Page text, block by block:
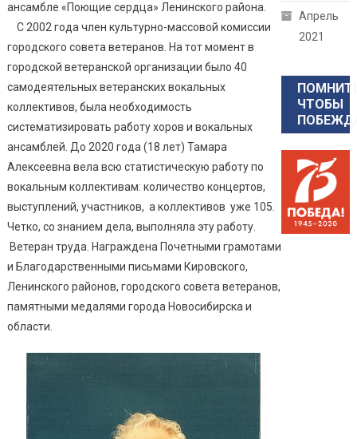
ансамбле «Поющие сердца» Ленинского района.
С 2002 года член культурно-массовой комиссии
городского совета ветеранов. На тот момент в
городской ветеранской организации было 40
самодеятельных ветеранских вокальных
коллективов, была необходимость
систематизировать работу хоров и вокальных
ансамблей. До 2020 года (18 лет) Тамара
Алексеевна вела всю статистическую работу по
вокальным коллективам: количество концертов,
выступлений, участников, а коллективов уже 105.
Четко, со знанием дела, выполняла эту работу.
Ветеран труда. Награждена Почетными грамотами
и Благодарственными письмами Кировского,
Ленинского районов, городского совета ветеранов,
памятными медалями города Новосибирска и
области.
Апрель
2021
ЧТОБЫ